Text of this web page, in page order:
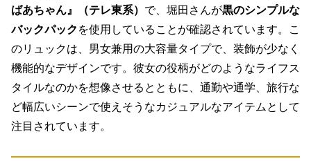
ばあちゃん』（テレ東系） で、堀田さんが黒のシンプルな
バックパック を使用していることが確認されています。こ
のリュックは、男女兼用の大容量タイプで、装飾が少なく
機能的なデザインです。彼女の役柄がどのようなライフス
タイルなのかを想像させるとともに、通勤や通学、旅行な
ど幅広いシーンで使えそうなカジュアルなアイテムとして
注目されています。